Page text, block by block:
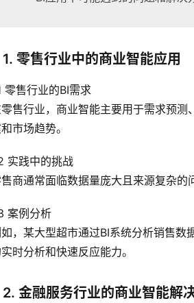
1. 零售行业中的商业智能应用
零售行业的BI需求
售行业，商业智能主要用于需求预
市场趋势。
实践中的挑战
商通常面临数据量庞大且来源复杂的
案例分析
，某大型超市通过BI系统分析销售数
时分析和快速反应能力。
2. 金融服务行业的商业智能解